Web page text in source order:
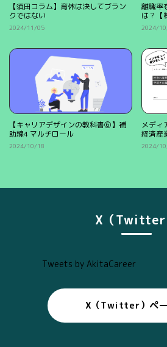
【須田コラム】育休は決してブラン
クではない
2024/11/05
離職率
は？【
2024/
【キャリアデザインの教科書⑥】補
助線4 マルチロール
2024/10/18
メディ
経済産
2024/
X（Twitter
Tweets by AkitaCareer
X（Twitter）ペ